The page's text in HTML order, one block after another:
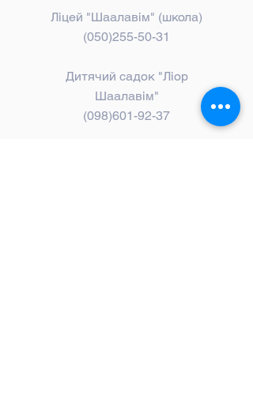
Ліцей "Шаалавім" (школа)
(050)255-50-31
Дитячий садок "Ліор
Шаалавім"
(098)601-92-37